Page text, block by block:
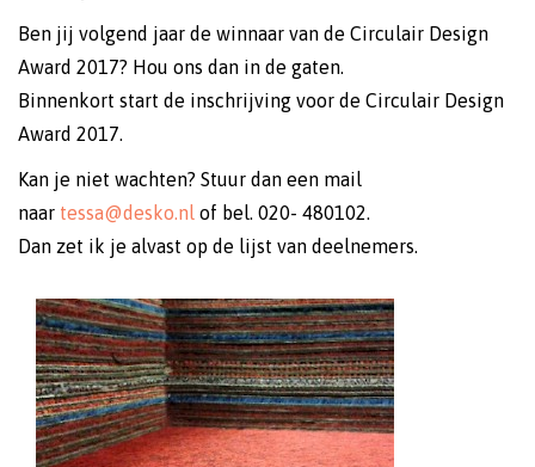
Ben jij volgend jaar de winnaar van de Circulair Design
Award 2017? Hou ons dan in de gaten.
Binnenkort start de inschrijving voor de Circulair Design
Award 2017.
Kan je niet wachten? Stuur dan een mail
naar tessa@desko.nl of bel. 020- 480102.
Dan zet ik je alvast op de lijst van deelnemers.